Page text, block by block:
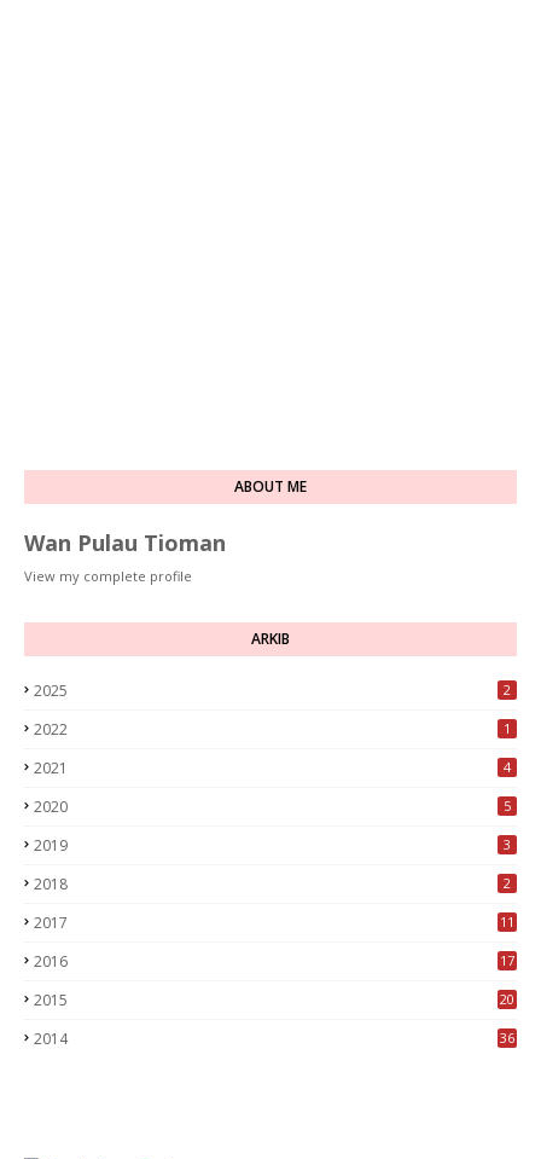
ABOUT ME
Wan Pulau Tioman
View my complete profile
ARKIB
2025 2
2022 1
2021 4
2020 5
2019 3
2018 2
2017 11
2016 17
2015 20
2014 36